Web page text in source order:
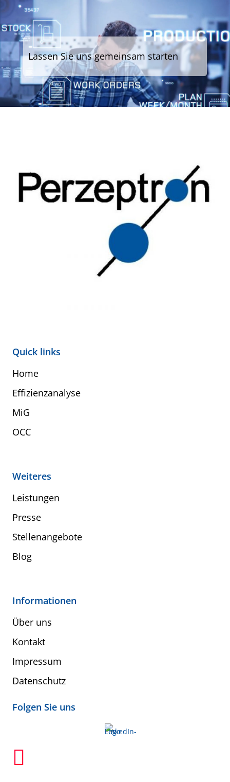
Lassen Sie uns gemeinsam starten
Quick links
Home
Effizienzanalyse
MiG
OCC
Weiteres
Leistungen
Presse
Stellenangebote
Blog
Informationen
Über uns
Kontakt
Impressum
Datenschutz
Folgen Sie uns
